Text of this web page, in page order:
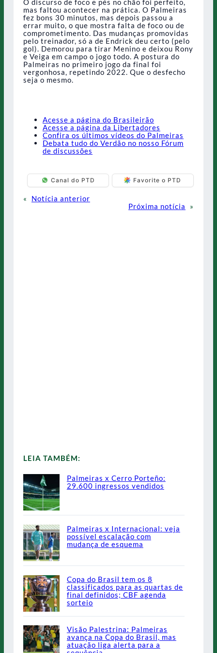
O discurso de foco e pés no chão foi perfeito,
mas faltou acontecer na prática. O Palmeiras
fez bons 30 minutos, mas depois passou a
errar muito, o que mostra falta de foco ou de
comprometimento. Das mudanças promovidas
pelo treinador, só a de Endrick deu certo (pelo
gol). Demorou para tirar Menino e deixou Rony
e Veiga em campo o jogo todo. A postura do
Palmeiras no primeiro jogo da final foi
vergonhosa, repetindo 2022. Que o desfecho
seja o mesmo.
Acesse a página do Brasileirão
Acesse a página da Libertadores
Confira os últimos vídeos do Palmeiras
Debata tudo do Verdão no nosso Fórum
de discussões
Canal do PTD Favorite o PTD
«
Notícia anterior
Próxima notícia
»
LEIA TAMBÉM:
Palmeiras x Cerro Porteño:
29.600 ingressos vendidos
Palmeiras x Internacional: veja
possível escalação com
mudança de esquema
Copa do Brasil tem os 8
classificados para as quartas de
final definidos; CBF agenda
sorteio
Visão Palestrina: Palmeiras
avança na Copa do Brasil, mas
atuação liga alerta para a